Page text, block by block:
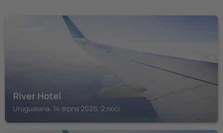
River Hotel
Uruguaiana, 14 srpna 2026, 2 noci